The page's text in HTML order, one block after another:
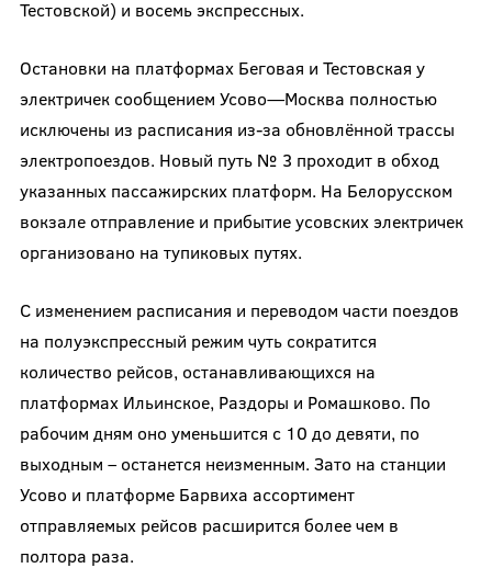
Тестовской) и восемь экспрессных.
Остановки на платформах Беговая и Тестовская у
электричек сообщением Усово—Москва полностью
исключены из расписания из-за обновлённой трассы
электропоездов. Новый путь № 3 проходит в обход
указанных пассажирских платформ. На Белорусском
вокзале отправление и прибытие усовских электричек
организовано на тупиковых путях.
С изменением расписания и переводом части поездов
на полуэкспрессный режим чуть сократится
количество рейсов, останавливающихся на
платформах Ильинское, Раздоры и Ромашково. По
рабочим дням оно уменьшится с 10 до девяти, по
выходным – останется неизменным. Зато на станции
Усово и платформе Барвиха ассортимент
отправляемых рейсов расширится более чем в
полтора раза.